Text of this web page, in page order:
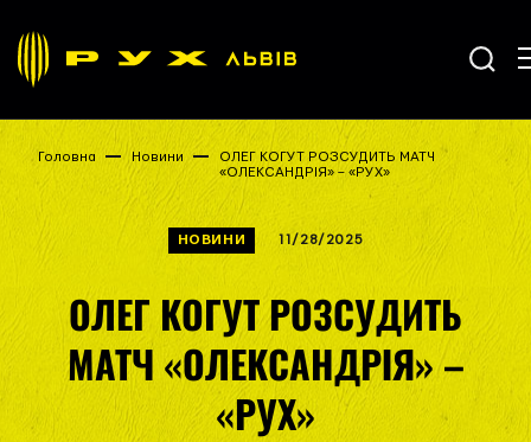
Головна Новини
ОЛЕГ КОГУТ РОЗСУДИТЬ МАТЧ
«ОЛЕКСАНДРІЯ» – «РУХ»
НОВИНИ 11/28/2025
ОЛЕГ КОГУТ РОЗСУДИТЬ
МАТЧ «ОЛЕКСАНДРІЯ» –
«РУХ»